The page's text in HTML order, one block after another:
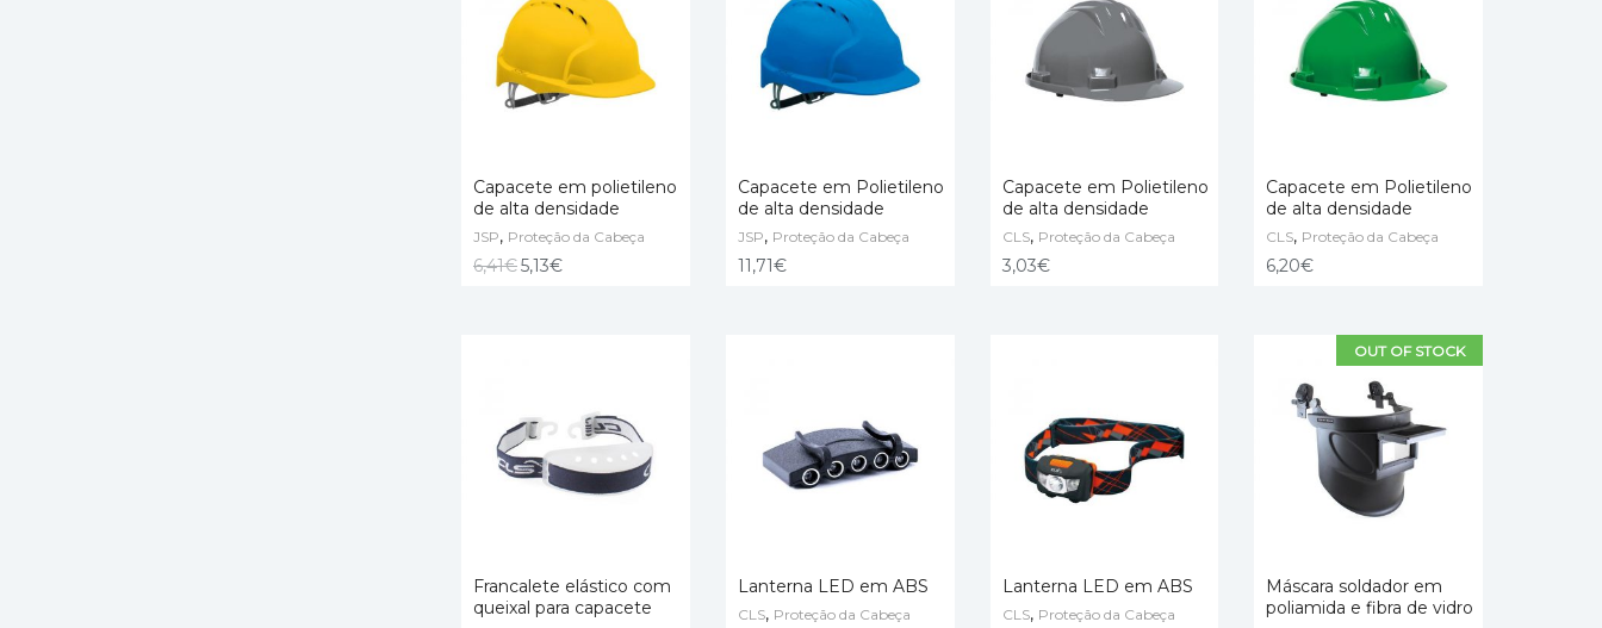
ADD TO CART
Capacete em polietileno
de alta densidade
JSP, Proteção da Cabeça
6,41€5,13€
ADD TO CART
Capacete em Polietileno
de alta densidade
JSP, Proteção da Cabeça
11,71€
SELECT OPTIONS
Capacete em Polietileno
de alta densidade
CLS, Proteção da Cabeça
3,03€
SELECT OPTIONS
Capacete em Polietileno
de alta densidade
CLS, Proteção da Cabeça
6,20€
Francalete elástico com
queixal para capacete
Lanterna LED em ABS
CLS, Proteção da Cabeça
Lanterna LED em ABS
CLS, Proteção da Cabeça
OUT OF STOCK
Máscara soldador em
poliamida e fibra de vidro